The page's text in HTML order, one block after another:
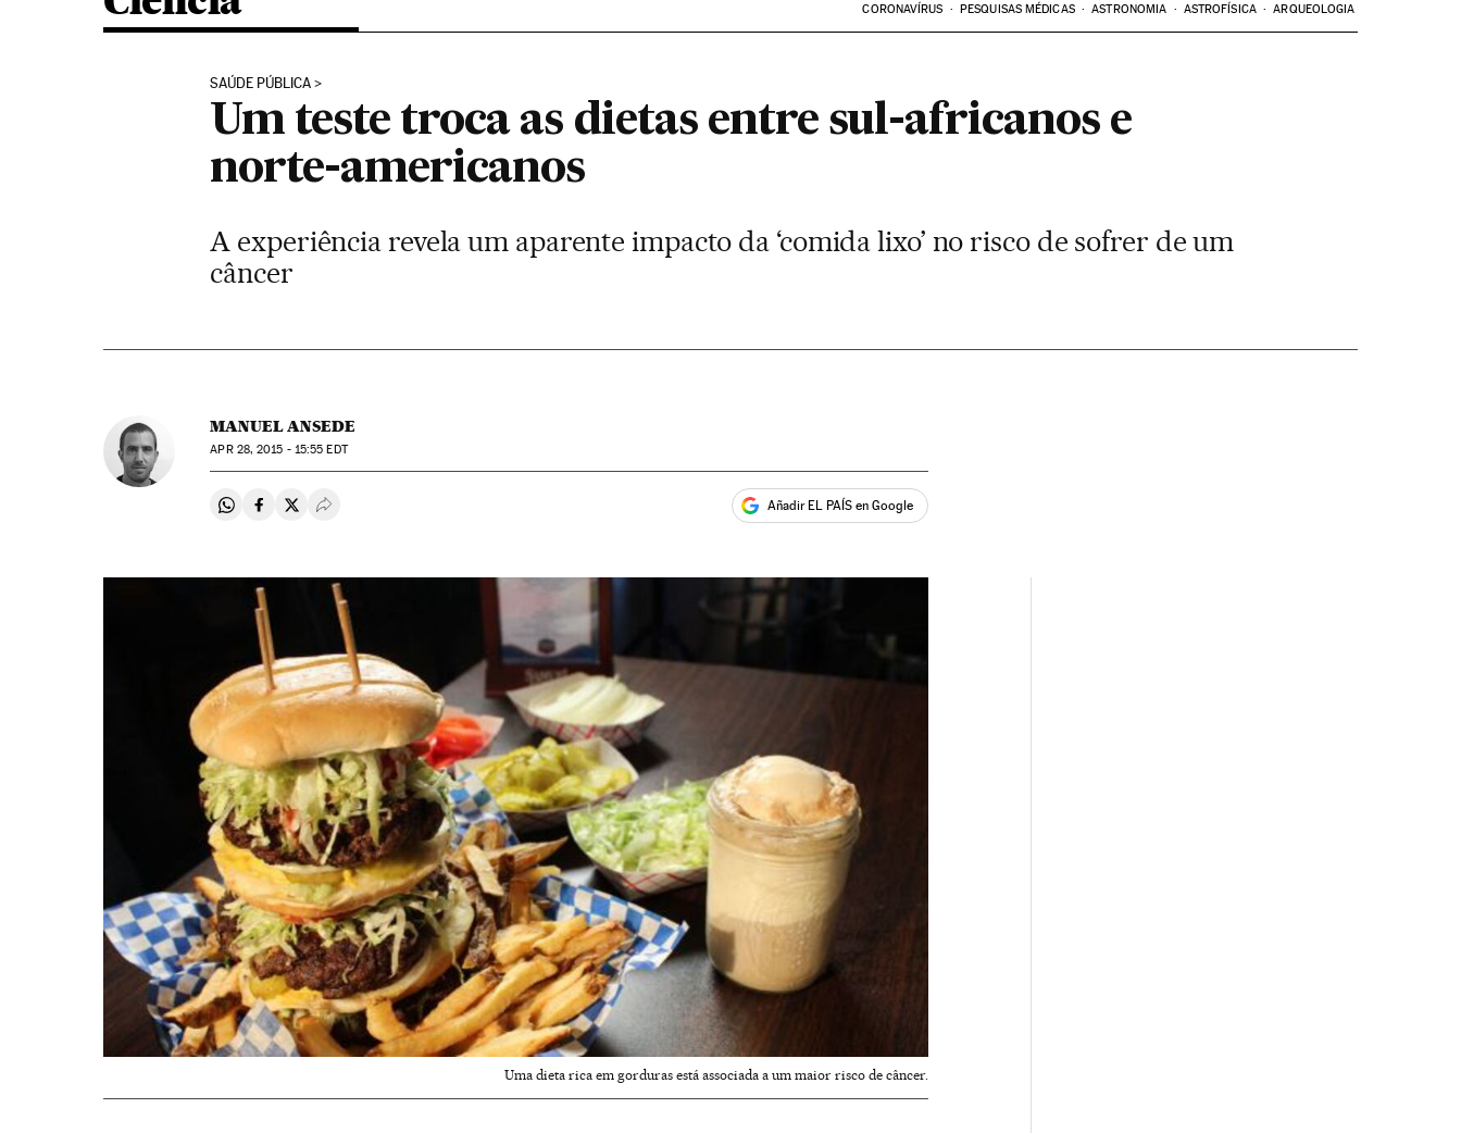
CORONAVÍRUS PESQUISAS MÉDICAS ASTRONOMIA ASTROFÍSICA ARQUEOLOGIA
SAÚDE PÚBLICA
Um teste troca as dietas entre sul-africanos e
norte-americanos
A experiência revela um aparente impacto da ‘comida lixo’ no risco de sofrer de um
câncer
MANUEL ANSEDE
APR28, 2015 - 15:55 EDT
Compartir en Whatsapp
Compartir en Facebook
Compartir en Twitter
Desplegar Redes Sociales Añadir EL PAÍS en Google
Uma dieta rica em gorduras está associada a um maior risco de câncer.